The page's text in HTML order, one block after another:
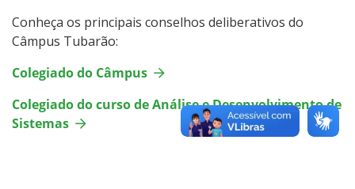
Conheça os principais conselhos deliberativos do
Câmpus Tubarão:
Colegiado do Câmpus
Colegiado do curso de Análise e Desenvolvimento de
Sistemas